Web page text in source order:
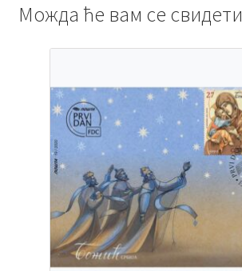
Можда ће вам се свидети